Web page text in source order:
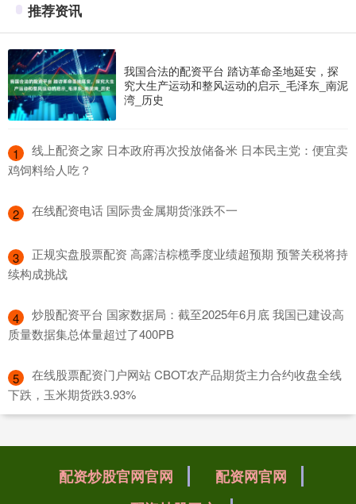
推荐资讯
我国合法的配资平台 踏访革命圣地延安，探
究大生产运动和整风运动的启示_毛泽东_南泥
湾_历史
1
​线上配资之家 日本政府再次投放储备米 日本民主党：便宜卖
鸡饲料给人吃？
2 ​在线配资电话 国际贵金属期货涨跌不一
3
​正规实盘股票配资 高露洁棕榄季度业绩超预期 预警关税将持
续构成挑战
4
​炒股配资平台 国家数据局：截至2025年6月底 我国已建设高
质量数据集总体量超过了400PB
5
​在线股票配资门户网站 CBOT农产品期货主力合约收盘全线
下跌，玉米期货跌3.93%
配资炒股官网官网
配资网官网